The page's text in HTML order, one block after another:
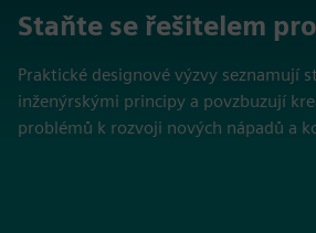
Staňte se řešitelem
Praktické designové výzvy seznamují
inženýrskými principy a povzbuzují
problémů k rozvoji nových nápadů a